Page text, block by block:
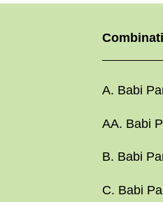
A. Babi
AA. Babi
B. Babi
C. Babi